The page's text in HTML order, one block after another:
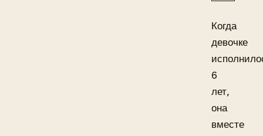
Когда
девочке
6
лет,
она
вместе